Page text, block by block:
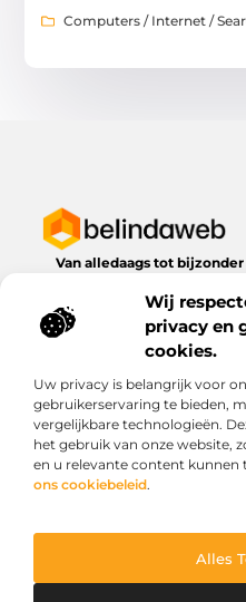
Wij
privacy en
cookies.
Uw privacy is belangrijk voor
gebruikerservaring te bieden,
vergelijkbare technologieën.
het gebruik van onze website,
en u relevante content
ons cookiebeleid.
Alles
Computers / Internet /
Van alledaags tot
dagelijks leven
Bericht categorie
Onze informatie